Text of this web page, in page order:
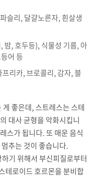
슬리, 달걀노른자, 흰살생
밤, 호두등), 식물성 기름, 아
어 등
리카, 브로콜리, 감자, 블
좋은데, 스트레스는 스테
대사 균형을 악화시킵니
스가 됩니다. 또 매운 음식
추는 것이 좋습니다.
기 위해서 부신피질로부터
테로이드 호르몬을 분비합